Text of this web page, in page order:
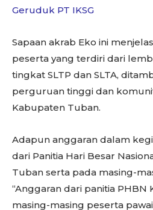
Geruduk PT IKSG
Sapaan akrab Eko ini
peserta yang terdiri dari
tingkat SLTP dan SLTA,
perguruan tinggi dan
Kabupaten Tuban.
Adapun anggaran dalam
dari Panitia Hari Besar
Tuban serta pada masing-
“Anggaran dari panitia PHBN
masing-masing peserta